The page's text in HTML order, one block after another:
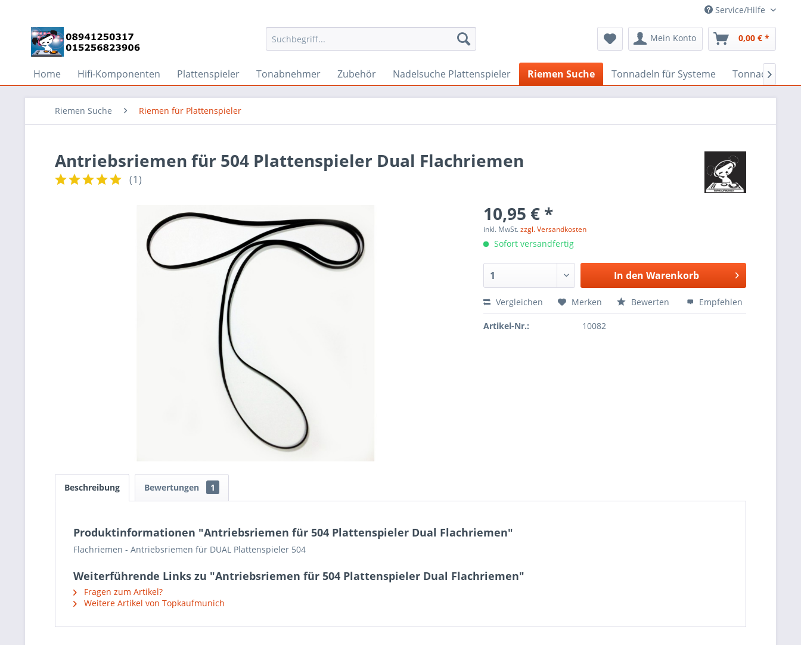
Service/Hilfe
Mein Konto 0,00 € *
Home Hifi-Komponenten Plattenspieler Tonabnehmer Zubehör Nadelsuche Plattenspieler Riemen Suche Tonnadeln für Systeme Tonnadeln

Riemen Suche Riemen für Plattenspieler
Antriebsriemen für 504 Plattenspieler Dual Flachriemen
(1)
10,95 € *
inkl. MwSt.zzgl. Versandkosten
Sofort versandfertig
In den Warenkorb
Vergleichen Merken Bewerten Empfehlen
Artikel-Nr.: 10082
Beschreibung Bewertungen 1
Produktinformationen "Antriebsriemen für 504 Plattenspieler Dual Flachriemen"
Flachriemen - Antriebsriemen für DUAL Plattenspieler 504
Weiterführende Links zu "Antriebsriemen für 504 Plattenspieler Dual Flachriemen"
Fragen zum Artikel?
Weitere Artikel von Topkaufmunich